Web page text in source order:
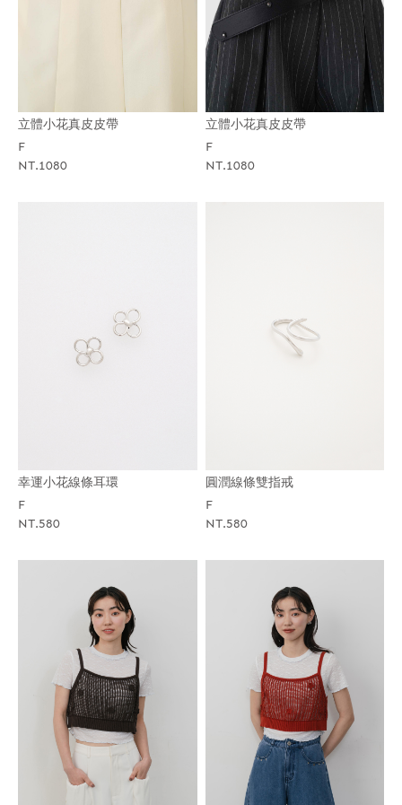
立體小花真皮皮帶
F
NT.1080
立體小花真皮皮帶
F
NT.1080
幸運小花線條耳環
F
NT.580
圓潤線條雙指戒
F
NT.580